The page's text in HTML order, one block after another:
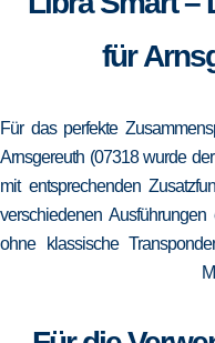
für
Für das perfekte
Arnsgereuth (07318 wurde
mit entsprechenden
verschiedenen
ohne klassische